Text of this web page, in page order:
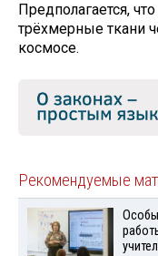
Предполагается,
трёхмерные ткани
космосе.
Рекомендуемые